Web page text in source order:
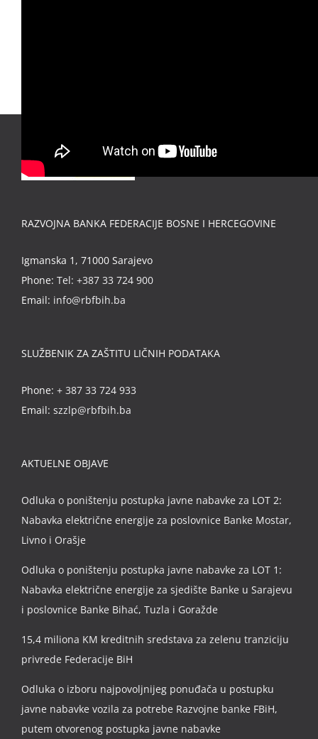
RAZVOJNA BANKA FEDERACIJE BOSNE I HERCEGOVINE
Igmanska 1, 71000 Sarajevo
Phone: Tel: +387 33 724 900
Email: info@rbfbih.ba
SLUŽBENIK ZA ZAŠTITU LIČNIH PODATAKA
Phone: + 387 33 724 933
Email: szzlp@rbfbih.ba
AKTUELNE OBJAVE
Odluka o poništenju postupka javne nabavke za LOT 2:
Nabavka električne energije za poslovnice Banke Mostar,
Livno i Orašje
Odluka o poništenju postupka javne nabavke za LOT 1:
Nabavka električne energije za sjedište Banke u Sarajevu
i poslovnice Banke Bihać, Tuzla i Goražde
15,4 miliona KM kreditnih sredstava za zelenu tranziciju
privrede Federacije BiH
Odluka o izboru najpovoljnijeg ponuđača u postupku
javne nabavke vozila za potrebe Razvojne banke FBiH,
putem otvorenog postupka javne nabavke